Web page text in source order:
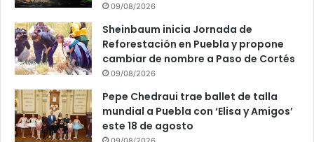
09/08/2026
Sheinbaum inicia Jornada de
Reforestación en Puebla y propone
cambiar de nombre a Paso de Cortés
09/08/2026
Pepe Chedraui trae ballet de talla
mundial a Puebla con ‘Elisa y Amigos’
este 18 de agosto